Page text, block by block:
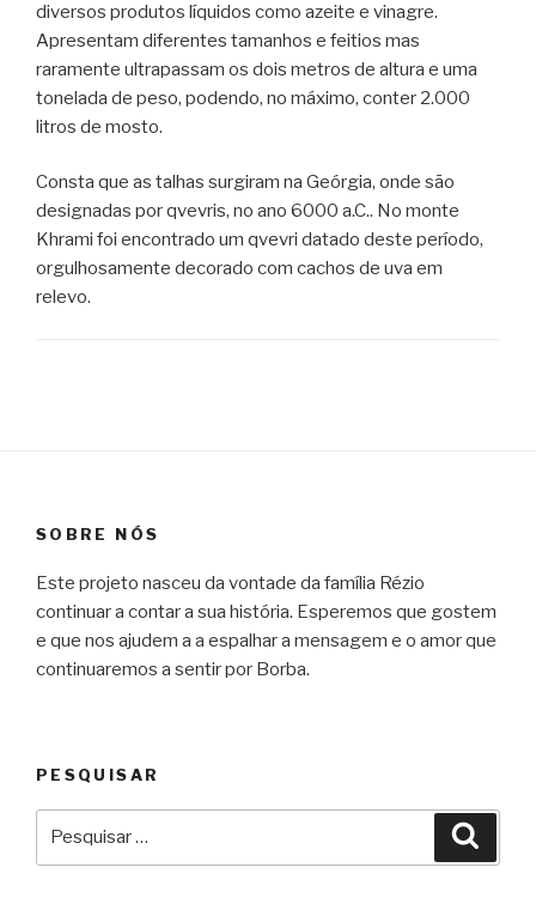
diversos produtos líquidos como azeite e vinagre.
Apresentam diferentes tamanhos e feitios mas
raramente ultrapassam os dois metros de altura e uma
tonelada de peso, podendo, no máximo, conter 2.000
litros de mosto.
Consta que as talhas surgiram na Geórgia, onde são
designadas por qvevris, no ano 6000 a.C.. No monte
Khrami foi encontrado um qvevri datado deste período,
orgulhosamente decorado com cachos de uva em
relevo.
SOBRE NÓS
Este projeto nasceu da vontade da família Rézio
continuar a contar a sua história. Esperemos que gostem
e que nos ajudem a a espalhar a mensagem e o amor que
continuaremos a sentir por Borba.
PESQUISAR